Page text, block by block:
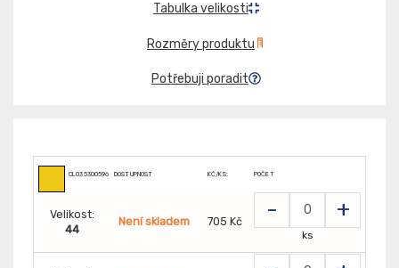
Tabulka velikosti
Rozměry produktu
Potřebuji poradit
CL0353005964 DOSTUPNOST KČ/KS: POČET
Velikost:
44
Není skladem 705 Kč - +
ks